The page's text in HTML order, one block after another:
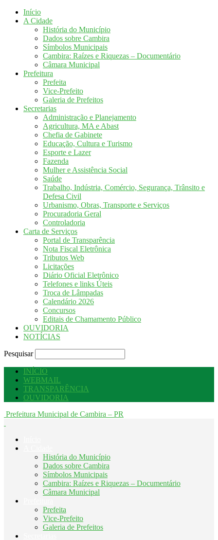
Início
A Cidade
História do Município
Dados sobre Cambira
Símbolos Municipais
Cambira: Raízes e Riquezas – Documentário
Câmara Municipal
Prefeitura
Prefeita
Vice-Prefeito
Galeria de Prefeitos
Secretarias
Administração e Planejamento
Agricultura, MA e Abast
Chefia de Gabinete
Educação, Cultura e Turismo
Esporte e Lazer
Fazenda
Mulher e Assistência Social
Saúde
Trabalho, Indústria, Comércio, Segurança, Trânsito e
Defesa Civil
Urbanismo, Obras, Transporte e Serviços
Procuradoria Geral
Controladoria
Carta de Serviços
Portal de Transparência
Nota Fiscal Eletrônica
Tributos Web
Licitações
Diário Oficial Eletrônico
Telefones e links Úteis
Troca de Lâmpadas
Calendário 2026
Concursos
Editais de Chamamento Público
OUVIDORIA
NOTÍCIAS
Pesquisar
INÍCIO
WEBMAIL
TRANSPARÊNCIA
OUVIDORIA
Prefeitura Municipal de Cambira – PR
História do Município
Dados sobre Cambira
Símbolos Municipais
Cambira: Raízes e Riquezas – Documentário
Câmara Municipal
Prefeita
Vice-Prefeito
Galeria de Prefeitos